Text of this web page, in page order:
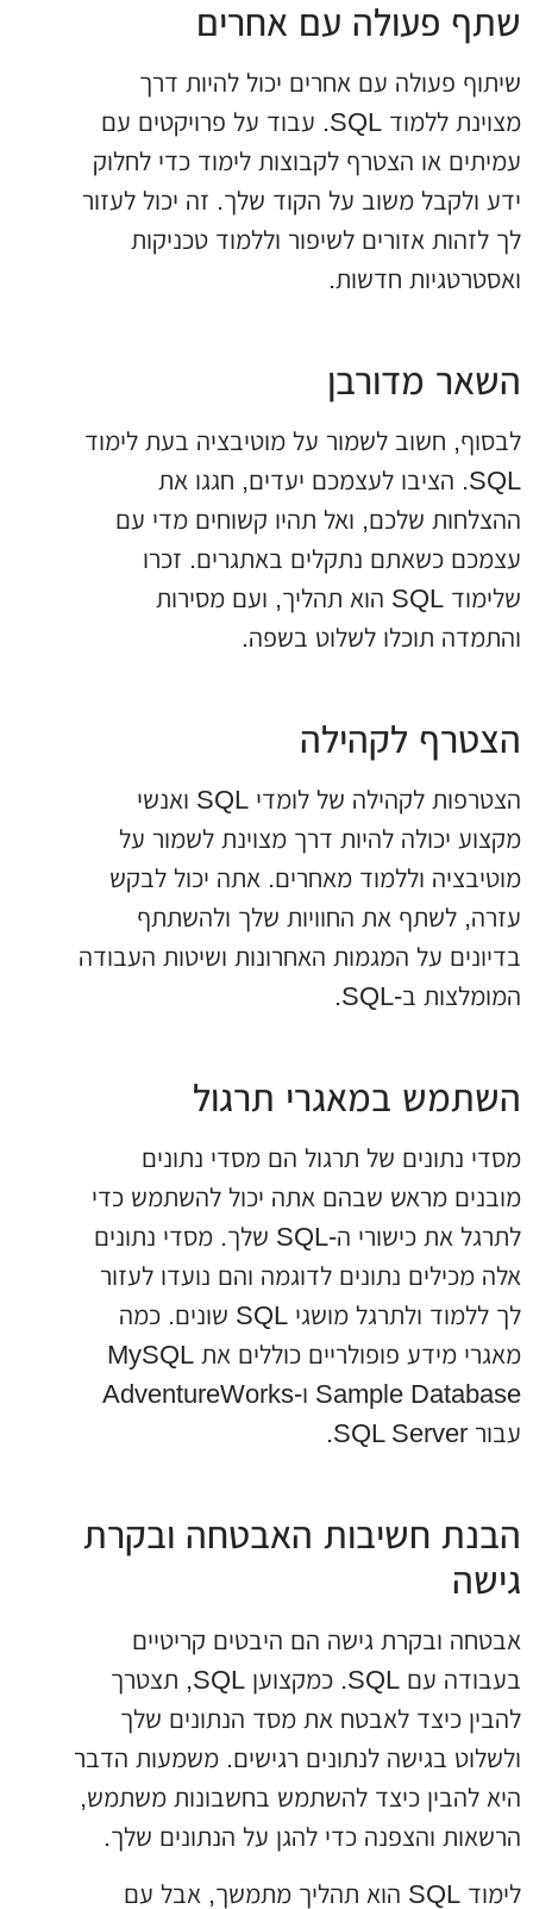
שתף פעולה עם אחרים
שיתוף פעולה עם אחרים יכול להיות דרך
מצוינת ללמוד SQL. עבוד על פרויקטים עם
עמיתים או הצטרף לקבוצות לימוד כדי לחלוק
ידע ולקבל משוב על הקוד שלך. זה יכול לעזור
לך לזהות אזורים לשיפור וללמוד טכניקות
ואסטרטגיות חדשות.
השאר מדורבן
לבסוף, חשוב לשמור על מוטיבציה בעת לימוד
SQL. הציבו לעצמכם יעדים, חגגו את
ההצלחות שלכם, ואל תהיו קשוחים מדי עם
עצמכם כשאתם נתקלים באתגרים. זכרו
שלימוד SQL הוא תהליך, ועם מסירות
והתמדה תוכלו לשלוט בשפה.
הצטרף לקהילה
הצטרפות לקהילה של לומדי SQL ואנשי
מקצוע יכולה להיות דרך מצוינת לשמור על
מוטיבציה וללמוד מאחרים. אתה יכול לבקש
עזרה, לשתף את החוויות שלך ולהשתתף
בדיונים על המגמות האחרונות ושיטות העבודה
המומלצות ב-SQL.
השתמש במאגרי תרגול
מסדי נתונים של תרגול הם מסדי נתונים
מובנים מראש שבהם אתה יכול להשתמש כדי
לתרגל את כישורי ה-SQL שלך. מסדי נתונים
אלה מכילים נתונים לדוגמה והם נועדו לעזור
לך ללמוד ולתרגל מושגי SQL שונים. כמה
מאגרי מידע פופולריים כוללים את MySQL
Sample Database ו-AdventureWorks
עבור SQL Server.
הבנת חשיבות האבטחה ובקרת
גישה
אבטחה ובקרת גישה הם היבטים קריטיים
בעבודה עם SQL. כמקצוען SQL, תצטרך
להבין כיצד לאבטח את מסד הנתונים שלך
ולשלוט בגישה לנתונים רגישים. משמעות הדבר
היא להבין כיצד להשתמש בחשבונות משתמש,
הרשאות והצפנה כדי להגן על הנתונים שלך.
לימוד SQL הוא תהליך מתמשך, אבל עם